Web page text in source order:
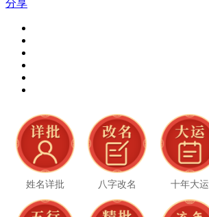
分享
姓名详批 八字改名 十年大运